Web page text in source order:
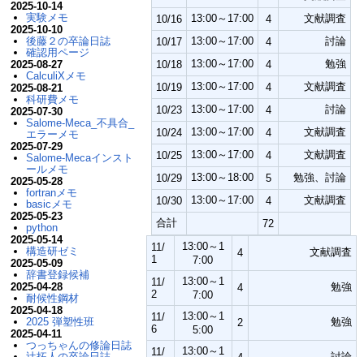
10/16
13:00～17:00 4
文献調査
10/17
13:00～17:00 4
討論
10/18
13:00～17:00 4
勉強
10/19
13:00～17:00 4
文献調査
10/23
13:00～17:00 4
討論
10/24
13:00～17:00 4
文献調査
10/25
13:00～17:00 4
文献調査
10/29
13:00～18:00 5
勉強、討論
10/30
13:00～17:00 4
文献調査
合計
72
11/
1
13:00～1
7:00
4 文献調査
11/
2
13:00～1
7:00
4 勉強
11/
6
13:00～1
5:00
2 勉強
11/ 13:00～1
2025-10-14
実験メモ
2025-10-10
後藤２の卒論日誌
確認用ページ
2025-08-27
CalculiXメモ
2025-08-21
科研費メモ
2025-07-30
Salome-Meca_不具合_
エラーメモ
2025-07-29
Salome-Mecaインスト
ールメモ
2025-05-28
fortranメモ
basicメモ
2025-05-23
python
2025-05-14
構造研ゼミ
2025-05-09
辞書登録候補
2025-04-28
耐候性鋼材
2025-04-18
2025 弾塑性班
2025-04-11
つっちゃんの修論日誌